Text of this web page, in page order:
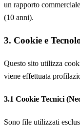
un rapporto
(10 anni).
3. Cookie e
Questo sito utilizza
viene effettuata
3.1 Cookie Tecnici
Sono file utilizzati